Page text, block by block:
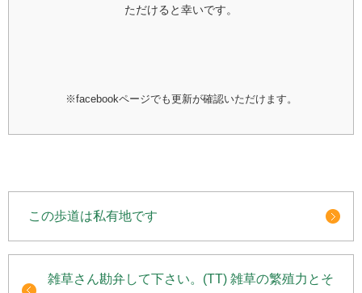
ただけると幸いです。
※facebookページでも更新が確認いただけます。
この歩道は私有地です
雑草さん勘弁して下さい。(TT) 雑草の繁殖力とそ